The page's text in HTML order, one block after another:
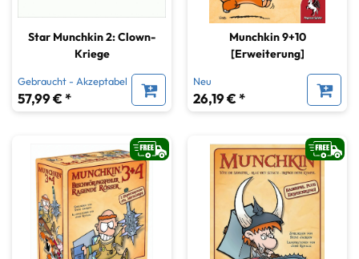
Star Munchkin 2: Clown-
Kriege
Gebraucht - Akzeptabel
57,99 € *
Munchkin 9+10
[Erweiterung]
Neu
26,19 € *